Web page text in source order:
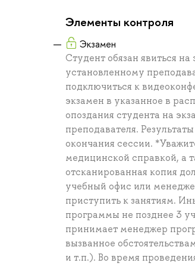
Элементы контроля
Экзамен
Студент обязан явиться
установленному
подключиться к
экзамен в указанное в
опоздания студента на
преподавателя.
окончания сессии.
медицинской справкой, а
отсканированная копия
учебный офис или
приступить к занятиям.
программы не позднее 3
принимает менеджер
вызванное
и т.п.). Во время